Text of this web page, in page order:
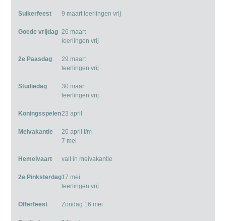
Suikerfeest 9 maart leerlingen vrij
Goede vrijdag 26 maart
leerlingen vrij
2e Paasdag
29 maart
leerlingen vrij
Studiedag
30 maart
leerlingen vrij
Koningsspelen23 april
Meivakantie
26 april t/m
7 mei
Hemelvaart valt in meivakantie
2e Pinksterdag17 mei
leerlingen vrij
Offerfeest Zondag 16 mei